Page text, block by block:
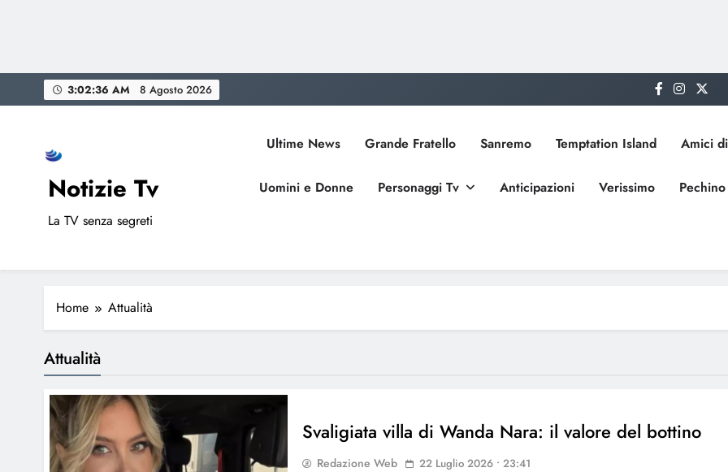
to
3:02:37 AM 8 Agosto 2026
Notizie Tv
La TV senza segreti
Ultime News Grande Fratello Sanremo Temptation Island Amici
Uomini e Donne Personaggi Tv Anticipazioni Verissimo
Home Attualità
Attualità
Svaligiata villa di Wanda Nara: il valore del bottino
Redazione Web 22 Luglio 2026 • 23:41